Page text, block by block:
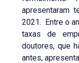
apresentaram
2021. Entre o
taxas de
doutores, que
antes,